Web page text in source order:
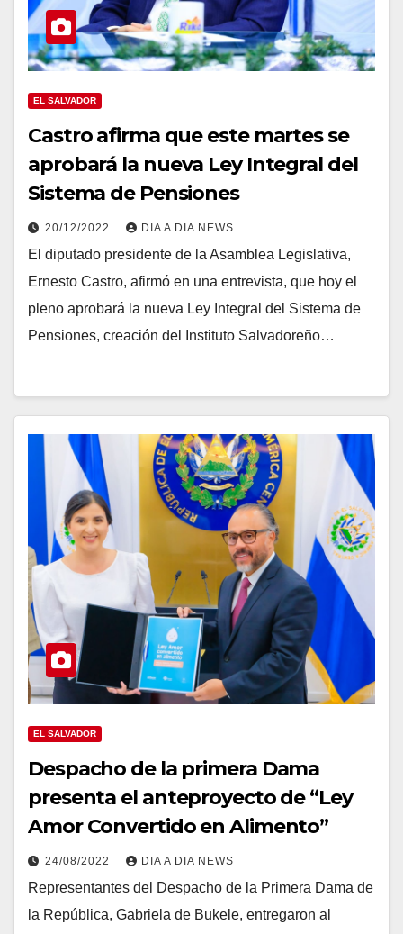
EL SALVADOR
Castro afirma que este martes se
aprobará la nueva Ley Integral del
Sistema de Pensiones
20/12/2022 DIA A DIA NEWS
El diputado presidente de la Asamblea Legislativa,
Ernesto Castro, afirmó en una entrevista, que hoy el
pleno aprobará la nueva Ley Integral del Sistema de
Pensiones, creación del Instituto Salvadoreño…
EL SALVADOR
Despacho de la primera Dama
presenta el anteproyecto de “Ley
Amor Convertido en Alimento”
24/08/2022 DIA A DIA NEWS
Representantes del Despacho de la Primera Dama de
la República, Gabriela de Bukele, entregaron al